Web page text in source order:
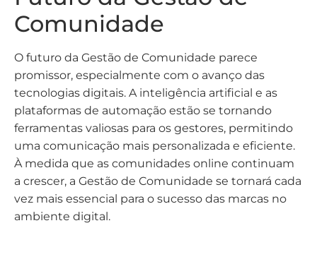
Comunidade
O futuro da Gestão de Comunidade parece
promissor, especialmente com o avanço das
tecnologias digitais. A inteligência artificial e as
plataformas de automação estão se tornando
ferramentas valiosas para os gestores, permitindo
uma comunicação mais personalizada e eficiente.
À medida que as comunidades online continuam
a crescer, a Gestão de Comunidade se tornará cada
vez mais essencial para o sucesso das marcas no
ambiente digital.